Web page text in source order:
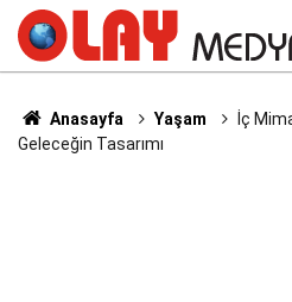
Anasayfa Yaşam
İç
Geleceğin Tasarımı